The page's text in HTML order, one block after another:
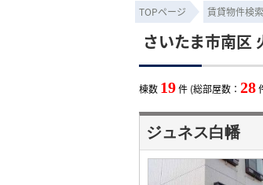
条件から探す
保存した検索条件
賃貸管理について
オーナー座談会
売買物件一覧
不動産売却について
媒介契約の種類
よくある質問
入居者様専用ページ
会社概要
個人情報の取り扱い
TOPページ 賃貸物件検索
さいたま市南区
棟数 19件 (総部屋数： 28
ジュネス白幡